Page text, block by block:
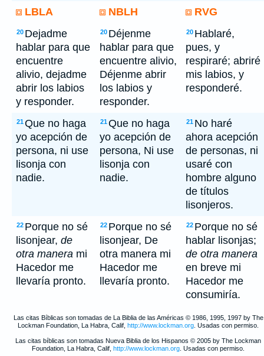
LBLA
NBLH RVG
20 Dejadme
hablar para que
encuentre
alivio, dejadme
abrir los labios
y responder.
20 Déjenme
hablar para que
encuentre alivio,
Déjenme abrir
los labios y
responder.
20 Hablaré,
pues, y
respiraré; abriré
mis labios, y
responderé.
21Que no haga
yo acepción de
persona, ni use
lisonja con
nadie.
21Que no haga
yo acepción de
persona, Ni use
lisonja con
nadie.
21 No haré
ahora acepción
de personas, ni
usaré con
hombre alguno
de títulos
lisonjeros.
22 Porque no sé
lisonjear, de
otra manera mi
Hacedor me
llevaría pronto.
22 Porque no sé
lisonjear, De
otra manera mi
Hacedor me
llevaría pronto.
22 Porque no sé
hablar lisonjas;
de otra manera
en breve mi
Hacedor me
consumiría.
Las citas Bíblicas son tomadas de La Biblia de las Américas © 1986, 1995, 1997 by The
Lockman Foundation, La Habra, Calif, http://www.lockman.org . Usadas con permiso.
Las citas bíblicas son tomadas Nueva Biblia de los Hispanos © 2005 by The Lockman
Foundation, La Habra, Calif, http://www.lockman.org . Usadas con permiso.